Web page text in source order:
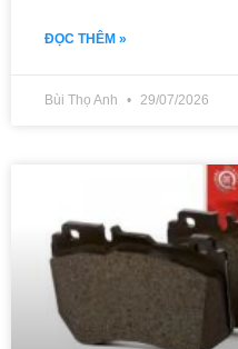
ĐỌC THÊM »
Bùi Thọ Anh 29/07/2026